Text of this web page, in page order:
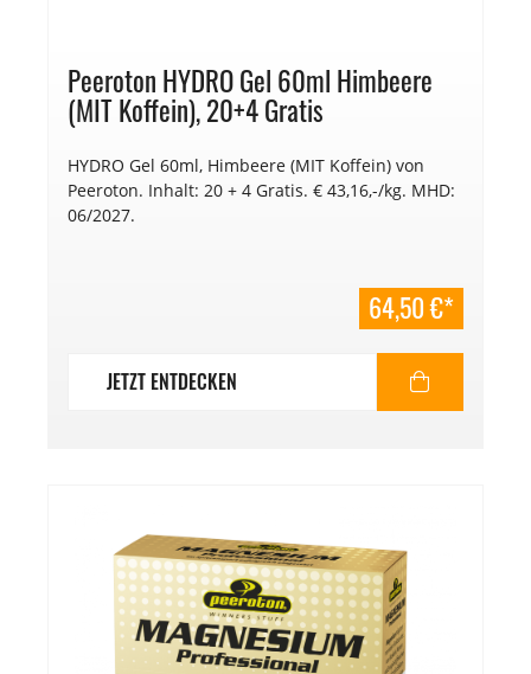
Peeroton HYDRO Gel 60ml Himbeere
(MIT Koffein), 20+4 Gratis
HYDRO Gel 60ml, Himbeere (MIT Koffein) von
Peeroton. Inhalt: 20 + 4 Gratis. € 43,16,-/kg. MHD:
06/2027.
64,50 €*
JETZT ENTDECKEN